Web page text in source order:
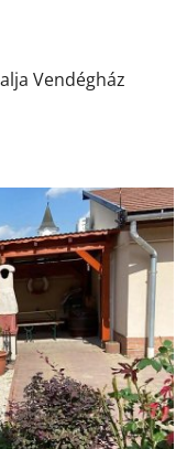
Vendégház